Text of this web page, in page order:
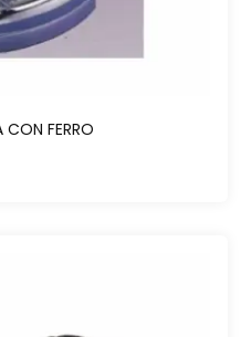
CON FERRO